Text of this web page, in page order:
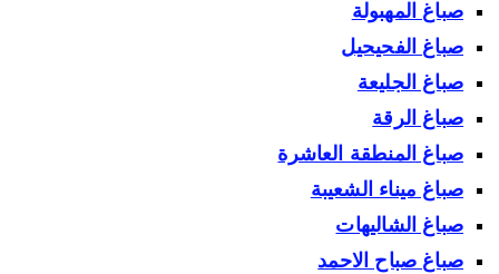
صباغ المهبولة
صباغ الفحيحيل
صباغ الجليعة
صباغ الرقة
صباغ المنطقة العاشرة
صباغ ميناء الشعيبة
صباغ الشاليهات
صباغ صباح الاحمد